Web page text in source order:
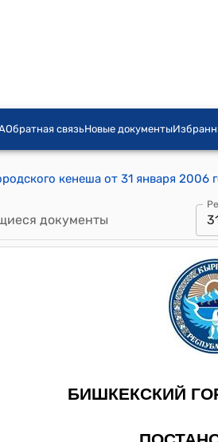
Обратная связьНовые документы
документы